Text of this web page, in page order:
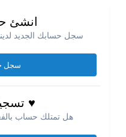
انشئ
سجل حسابك الجديد
سجل
♥
هل تمتلك حساب